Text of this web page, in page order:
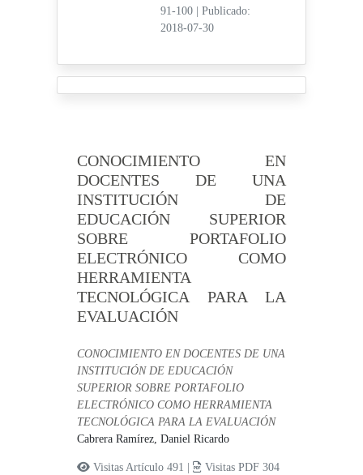
91-100
Publicado:
2018-07-30
CONOCIMIENTO EN
DOCENTES DE UNA
INSTITUCIÓN DE
EDUCACIÓN SUPERIOR
SOBRE PORTAFOLIO
ELECTRÓNICO COMO
HERRAMIENTA
TECNOLÓGICA PARA LA
EVALUACIÓN
CONOCIMIENTO EN DOCENTES DE UNA
INSTITUCIÓN DE EDUCACIÓN
SUPERIOR SOBRE PORTAFOLIO
ELECTRÓNICO COMO HERRAMIENTA
TECNOLÓGICA PARA LA EVALUACIÓN
Cabrera Ramírez, Daniel Ricardo
Visitas Artículo 491 |
Visitas PDF 304